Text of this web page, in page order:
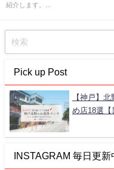
紹介します。...
Pick up Post
【神戸】
め店18選【
INSTAGRAM 毎日更新